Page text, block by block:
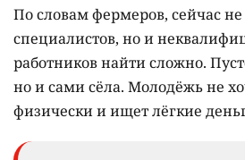
По словам фермеров, сейчас не
специалистов, но и
работников найти сложно.
но и сами сёла. Молодёжь не
физически и ищет лёгкие